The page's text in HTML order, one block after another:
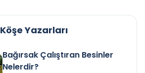
Köşe Yazarları
Bağırsak Çalıştıran Besinler
Nelerdir?